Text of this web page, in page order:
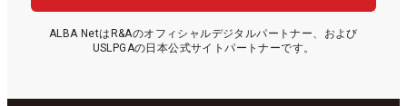
ALBA NetはR&Aのオフィシャルデジタルパートナー、および
USLPGAの日本公式サイトパートナーです。